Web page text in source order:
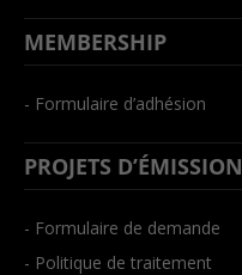
MEMBERSHIP
- Formulaire d’adhésion
PROJETS D’ÉMISSION
- Formulaire de demande
- Politique de traitement